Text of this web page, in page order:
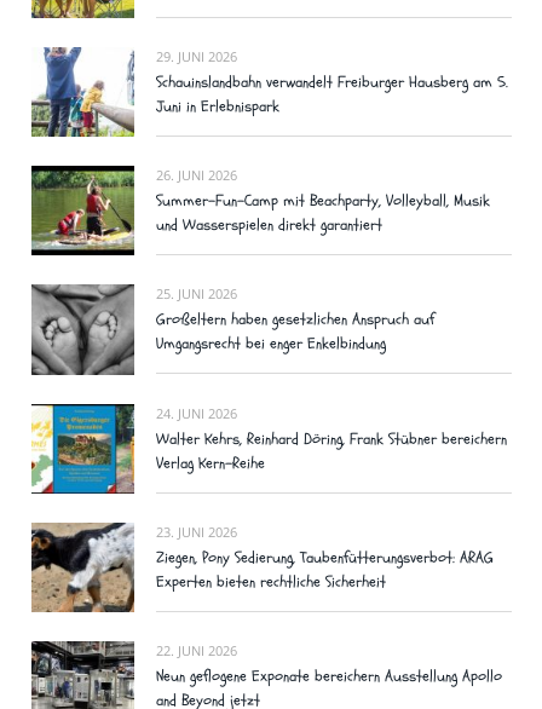
29. JUNI 2026
Schauinslandbahn verwandelt Freiburger Hausberg am 5.
Juni in Erlebnispark
26. JUNI 2026
Summer-Fun-Camp mit Beachparty, Volleyball, Musik
und Wasserspielen direkt garantiert
25. JUNI 2026
Großeltern haben gesetzlichen Anspruch auf
Umgangsrecht bei enger Enkelbindung
24. JUNI 2026
Walter Kehrs, Reinhard Döring, Frank Stübner bereichern
Verlag Kern-Reihe
23. JUNI 2026
Ziegen, Pony Sedierung, Taubenfütterungsverbot: ARAG
Experten bieten rechtliche Sicherheit
22. JUNI 2026
Neun geflogene Exponate bereichern Ausstellung Apollo
and Beyond jetzt